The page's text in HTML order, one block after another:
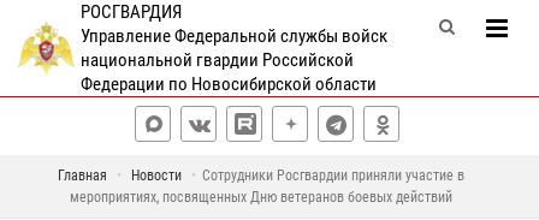
РОСГВАРДИЯ
Управление Федеральной службы войск
национальной гвардии Российской
Федерации по Новосибирской области
Главная Новости
Сотрудники Росгвардии приняли участие в
мероприятиях, посвященных Дню ветеранов боевых действий